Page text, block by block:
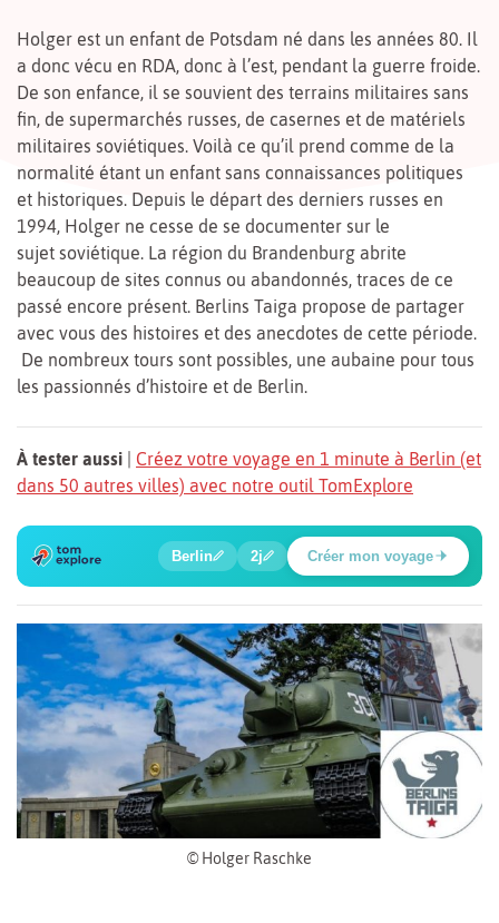
Holger est un enfant de Potsdam né dans les années 80. Il
a donc vécu en RDA, donc à l’est, pendant la guerre froide.
De son enfance, il se souvient des terrains militaires sans
fin, de supermarchés russes, de casernes et de matériels
militaires soviétiques. Voilà ce qu’il prend comme de la
normalité étant un enfant sans connaissances politiques
et historiques. Depuis le départ des derniers russes en
1994, Holger ne cesse de se documenter sur le
sujet soviétique. La région du Brandenburg abrite
beaucoup de sites connus ou abandonnés, traces de ce
passé encore présent. Berlins Taiga propose de partager
avec vous des histoires et des anecdotes de cette période.
De nombreux tours sont possibles, une aubaine pour tous
les passionnés d’histoire et de Berlin.
À tester aussi
Créez votre voyage en 1 minute à Berlin (et
dans 50 autres villes) avec notre outil TomExplore
🔍
🔍
🔍
🍲
🔍
🔍
Place Potsdamer
Berlin 2j Créer mon voyage
© Holger Raschke